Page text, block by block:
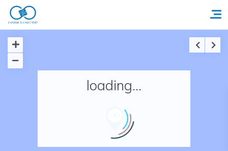
Accueil
Nos adresses en France
loading...